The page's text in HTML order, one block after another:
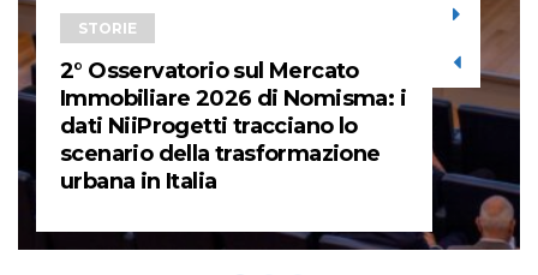
STORIE
2° Osservatorio sul Mercato
Immobiliare 2026 di Nomisma: i
dati NiiProgetti tracciano lo
scenario della trasformazione
urbana in Italia